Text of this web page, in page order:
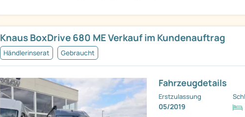
Knaus BoxDrive 680 ME Verkauf im Kundenauftrag
Händlerinserat Gebraucht
Fahrzeugdetails
Erstzulassung
05/2019